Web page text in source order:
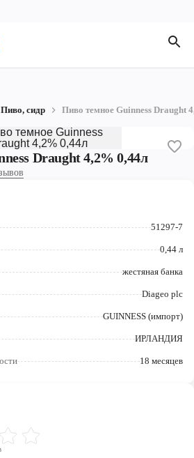
Пиво, сидр Пиво темное Guinness Draught
Draught 4,2% 0,44л
51297-7
0,44 л
жестяная банка
Diageo plc
GUINNESS (импорт)
ИРЛАНДИЯ
18 месяцев